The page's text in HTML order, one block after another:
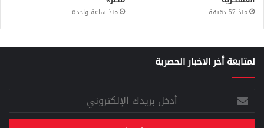
منذ 57 دقيقة منذ ساعة واحدة
لمتابعة أخر الاخبار الحصرية
أدخل
بريدك
الإلكتروني